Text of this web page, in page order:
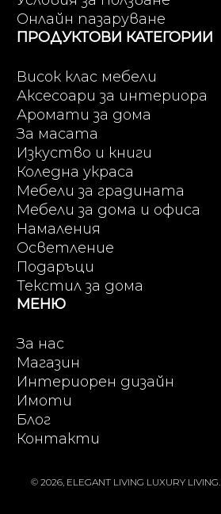
Онлайн пазаруване
ПРОДУКТОВИ КАТЕГОРИИ
Висок клас мебели
Аксесоари за интериора
Аромати за дома
За масата
Изкуство и книги
Коледна украса
Мебели за градината
Мебели за дома и офиса
Намаления
Осветление
Подаръци
Текстил за дома
МЕНЮ
За нас
Магазин
Интериорен дизайн
Имоти
Блог
Контакти
© 2026, ELEGANT LIVING LUXURY LIVING.